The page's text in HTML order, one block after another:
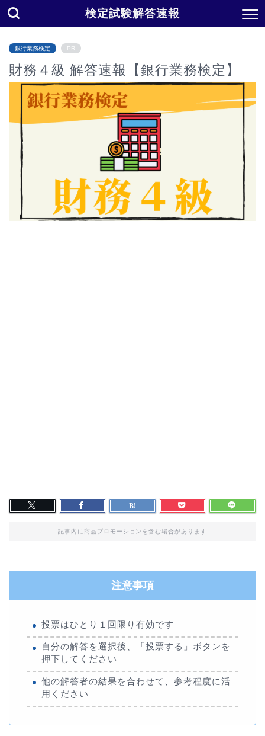
検定試験解答速報
銀行業務検定 PR
財務４級 解答速報【銀行業務検定】
記事内に商品プロモーションを含む場合があります
注意事項
投票はひとり１回限り有効です
自分の解答を選択後、「投票する」ボタンを
押下してください
他の解答者の結果を合わせて、参考程度に活
用ください